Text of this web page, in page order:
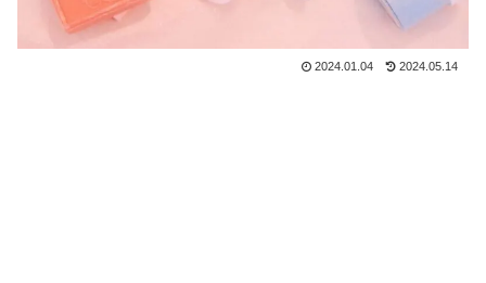
2024.01.04 2024.05.14